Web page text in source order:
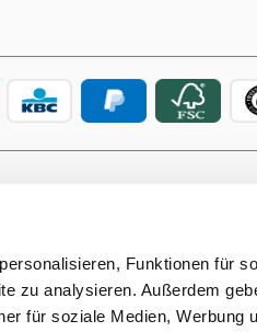
Funktionen für
zu analysieren. Außerdem
für soziale Medien, Werbung